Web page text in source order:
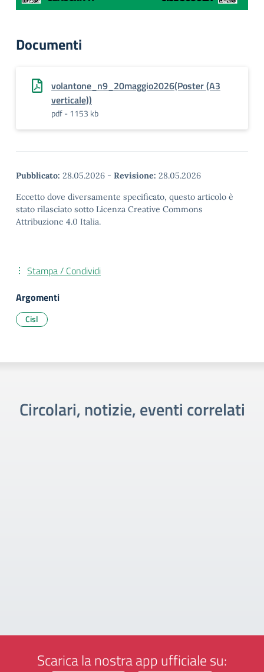
Documenti
volantone_n9_20maggio2026(Poster (A3
verticale))
pdf - 1153 kb
Pubblicato: 28.05.2026 - Revisione: 28.05.2026
Eccetto dove diversamente specificato, questo articolo è
stato rilasciato sotto Licenza Creative Commons
Attribuzione 4.0 Italia.
Stampa / Condividi
Argomenti
Cisl
Circolari, notizie, eventi correlati
Scarica la nostra app ufficiale su: